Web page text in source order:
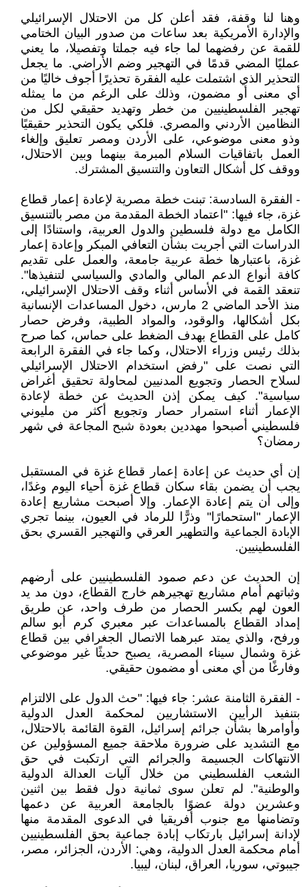
وهنا لنا وقفة، فقد أعلن كل من الاحتلال الإسرائيلي
والإدارة الأمريكية بعد ساعات من صدور البيان الختامي
للقمة عن رفضهما لما جاء فيه جملتا وتفصيلا، ما يعني
عمليًا المضي قدمًا في التهجير وضم الأراضي. ما يجعل
التحذير الذي اشتملت عليه الفقرة تحذيرًا أجوف خاليًا من
أي معنى أو مضمون، وذلك على الرغم من ما يمثله
تهجير الفلسطينيين من خطر وتهديد حقيقي لكل من
النظامين الأردني والمصري. فلكي يكون التحذير حقيقيًا
وذو معنى موضوعي، على الأردن ومصر تعليق وإلغاء
العمل باتفاقيات السلام المبرمة بينهما وبين الاحتلال،
ووقف كل أشكال التعاون والتنسيق المشترك.
- الفقرة السادسة: تبنت خطة مصرية لإعادة إعمار قطاع
غزة، جاء فيها: "اعتماد الخطة المقدمة من مصر بالتنسيق
الكامل مع دولة فلسطين والدول العربية، واستنادًا إلى
الدراسات التي أجريت بشأن التعافي المبكر وإعادة إعمار
غزة، باعتبارها خطة عربية جامعة، والعمل على تقديم
كافة أنواع الدعم المالي والمادي والسياسي لتنفيذها".
تنعقد القمة في الأساس أثناء وقف الاحتلال الإسرائيلي،
منذ الأحد الماضي 2 مارس، دخول المساعدات الإنسانية
بكل أشكالها، والوقود، والمواد الطبية، وفرض حصار
كامل على القطاع بهدف الضغط على حماس، كما صرح
بذلك رئيس وزراء الاحتلال، وكما جاء في الفقرة الرابعة
التي نصت على "رفض استخدام الاحتلال الإسرائيلي
لسلاح الحصار وتجويع المدنيين لمحاولة تحقيق أغراض
سياسية". كيف يمكن إذن الحديث عن خطة لإعادة
الإعمار أثناء استمرار حصار وتجويع أكثر من مليوني
فلسطيني أصبحوا مهددين بعودة شبح المجاعة في شهر
رمضان؟
إن أي حديث عن إعادة إعمار قطاع غزة في المستقبل
يجب أن يضمن بقاء سكان قطاع غزة أحياء اليوم وغدًا،
وإلى أن يتم إعادة الإعمار. وإلا أصبحت مشاريع إعادة
الإعمار "استحمارًا" وذرًّا للرماد في العيون، بينما تجري
الإبادة الجماعية والتطهير العرقي والتهجير القسري بحق
الفلسطينيين.
إن الحديث عن دعم صمود الفلسطينيين على أرضهم
وثباتهم أمام مشاريع تهجيرهم خارج القطاع، دون مد يد
العون لهم بكسر الحصار من طرف واحد، عن طريق
إمداد القطاع بالمساعدات عبر معبري كرم أبو سالم
ورفح، والذي يمتد عبرهما الاتصال الجغرافي بين قطاع
غزة وشمال سيناء المصرية، يصبح حديثًا غير موضوعي
وفارغًا من أي معنى أو مضمون حقيقي.
- الفقرة الثامنة عشر: جاء فيها: "حث الدول على الالتزام
بتنفيذ الرأيين الاستشاريين لمحكمة العدل الدولية
وأوامرها بشأن جرائم إسرائيل، القوة القائمة بالاحتلال،
مع التشديد على ضرورة ملاحقة جميع المسؤولين عن
الانتهاكات الجسيمة والجرائم التي ارتكبت في حق
الشعب الفلسطيني من خلال آليات العدالة الدولية
والوطنية". لم تعلن سوى ثمانية دول فقط بين اثنين
وعشرين دولة عضوًا بالجامعة العربية عن دعمها
وتضامنها مع جنوب أفريقيا في الدعوى المقدمة منها
لإدانة إسرائيل بارتكاب إبادة جماعية بحق الفلسطينيين
أمام محكمة العدل الدولية، وهي: الأردن، الجزائر، مصر،
جيبوتي، سوريا، العراق، لبنان، ليبيا.